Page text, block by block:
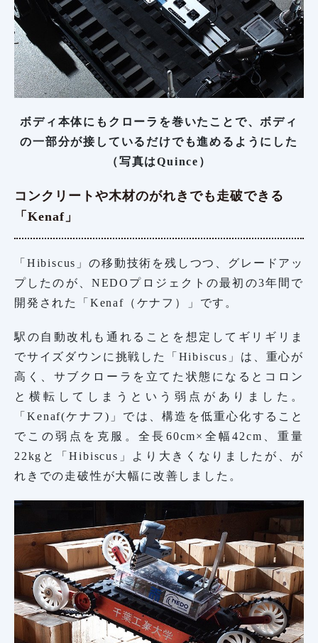
ボディ本体にもクローラを巻いたことで、ボディ
の一部分が接しているだけでも進めるようにした
（写真はQuince）
コンクリートや木材のがれきでも走破できる
「Kenaf」
「Hibiscus」の移動技術を残しつつ、グレードアッ
プしたのが、NEDOプロジェクトの最初の3年間で
開発された「Kenaf（ケナフ）」です。
駅の自動改札も通れることを想定してギリギリま
でサイズダウンに挑戦した「Hibiscus」は、重心が
高く、サブクローラを立てた状態になるとコロン
と横転してしまうという弱点がありました。
「Kenaf(ケナフ)」では、構造を低重心化すること
でこの弱点を克服。全長60cm×全幅42cm、重量
22kgと「Hibiscus」より大きくなりましたが、が
れきでの走破性が大幅に改善しました。